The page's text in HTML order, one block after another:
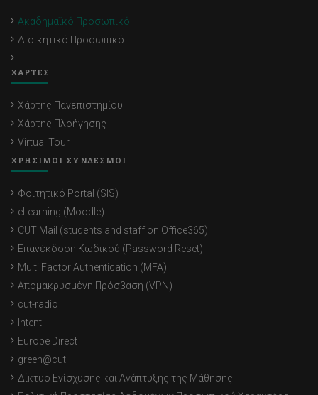
Ακαδημαϊκό Προσωπικό
Διοικητικό Προσωπικό
ΧΑΡΤΕΣ
Χάρτης Πανεπιστημίου
Χάρτης Πλοήγησης
Virtual Tour
ΧΡΗΣΙΜΟΙ ΣΥΝΔΕΣΜΟΙ
Φοιτητικό Portal (SIS)
eLearning (Moodle)
CUT Mail (students and staff on Office365)
Επανέκδοση Κωδικού (Password Reset)
Multi Factor Authentication (MFA)
Απομακρυσμένη Πρόσβαση (VPN)
cut-radio
Intent
Europe Direct
green@cut
Δίκτυο Ενίσχυσης και Ανάπτυξης της Μάθησης